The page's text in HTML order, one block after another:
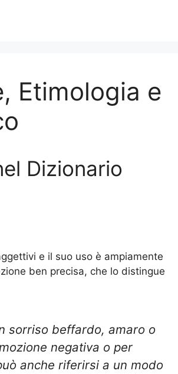
Etimologia e
Dizionario
e il suo uso è ampiamente
ben precisa, che lo distingue
sorriso beffardo, amaro o
negativa o per
anche riferirsi a un modo